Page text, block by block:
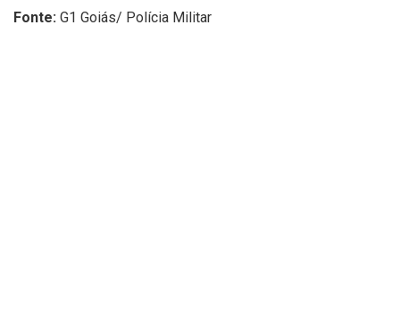
Fonte: G1 Goiás/ Polícia Militar